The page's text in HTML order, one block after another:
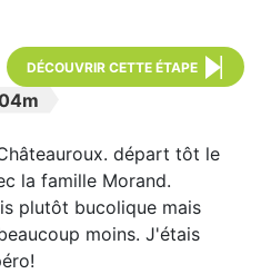
DÉCOUVRIR CETTE ÉTAPE
départ tôt le
la famille Morand.
plutôt bucolique mais
moins. J'étais